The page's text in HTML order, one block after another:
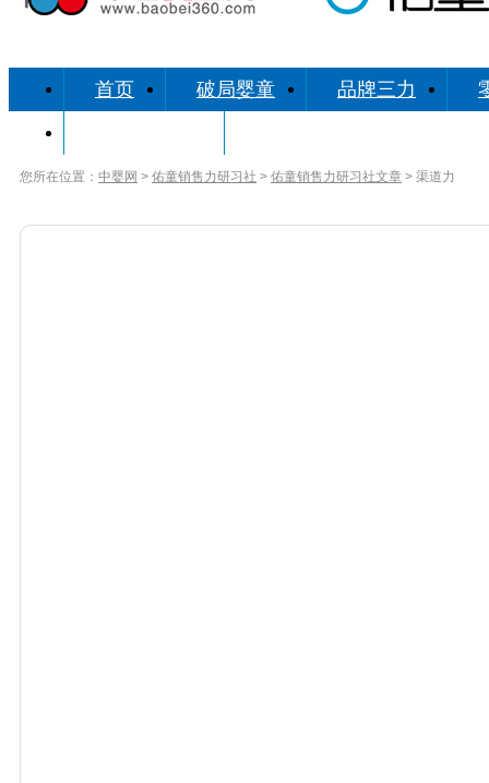
首页 破局婴童 品牌三力
您所在位置： 中婴网 > 佑童销售力研习社 > 佑童销售力研习社文章 > 渠道力